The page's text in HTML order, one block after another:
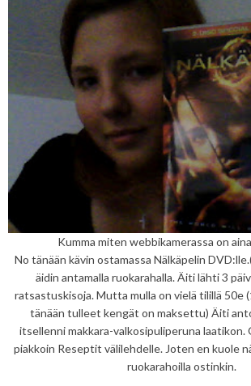
Kumma miten webbikamerassa on
No tänään kävin ostamassa Nälkäpelin
äidin antamalla ruokarahalla. Äiti lähti 3
ratsastuskisoja. Mutta mulla on vielä tilillä 50e
tänään tulleet kengät on maksettu) Äiti
itsellenni makkara-valkosipuliperuna
piakkoin Reseptit välilehdelle. Joten en kuole
ruokarahoilla ostinkin.